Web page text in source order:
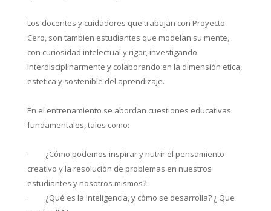
Los docentes y cuidadores que trabajan con Proyecto
Cero, son tambien estudiantes que modelan su mente,
con curiosidad intelectual y rigor, investigando
interdisciplinarmente y colaborando en la dimensión etica,
estetica y sostenible del aprendizaje.
En el entrenamiento se abordan cuestiones educativas
fundamentales, tales como:
· ¿Cómo podemos inspirar y nutrir el pensamiento
creativo y la resolución de problemas en nuestros
estudiantes y nosotros mismos?
· ¿Qué es la inteligencia, y cómo se desarrolla? ¿ Que